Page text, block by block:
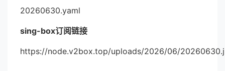
20260630.yaml
sing-box订阅链接
https://node.v2box.top/uploads/2026/06/